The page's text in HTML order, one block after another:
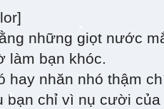
những giọt nước
làm bạn khóc.
hay nhăn nhó thậm
bạn chỉ vì nụ cười